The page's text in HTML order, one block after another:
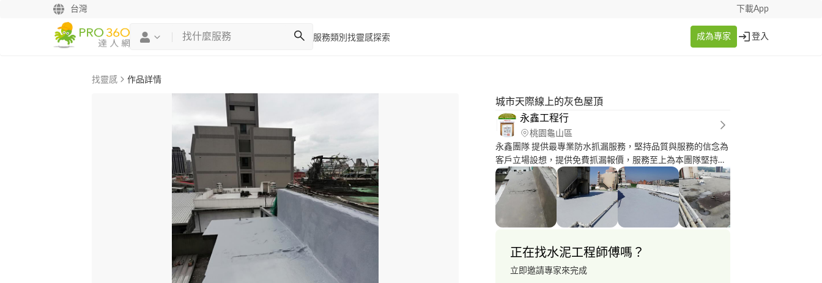
台灣 下載App
服務類別 找靈感探索 成為專家 登入
找靈感 作品詳情
城市天際線上的灰色屋頂
永鑫工程行
桃園龜山區
永鑫團隊 提供最專業防水抓漏服務，堅持品質與服務的信念為
客戶立場設想，提供免費抓漏報價，服務至上為本團隊堅持的
信念。永鑫擁有眾多的工程實績，成績斐然，在業界深獲好
評。 本公司除了現有產品外，也積極在防水工程上繼續研發精
進，配合國內環保法令與需求隨時求新求變，加上累積的技術
與經驗，提供顧客最經濟最環保的防水隔熱工法。專業的團
隊，完善的維修服務，並有簽定合約保固，我們絕對是您信賴
正在找水泥工程師傅嗎？
立即邀請專家來完成